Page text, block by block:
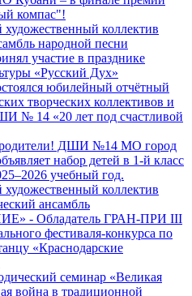
компас"!
коллектив
народной песни
участие в празднике
«Русский Дух»
юбилейный отчётный
творческих коллективов и
№ 14 «20 лет под счастливой
ДШИ №14 МО город
набор детей в 1-й класс
учебный год.
коллектив
ансамбль
- Обладатель ГРАН-ПРИ III
фестиваля-конкурса по
«Краснодарские
семинар «Великая
война в традиционной